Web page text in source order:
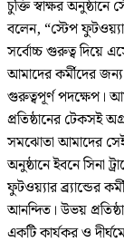
চুক্তি স্বাক্ষর
বলেন, “স্টেপ
সর্বোচ্চ গুরুত্ব দিয়ে
আমাদের কর্মীদের জন্য
গুরুত্বপূর্ণ পদক্ষেপ।
প্রতিষ্ঠানের টেকসই
সমঝোতা আমাদের সেই
অনুষ্ঠানে ইবনে সিনা
ফুটওয়্যার ব্র্যান্ডের
আনন্দিত। উভয়
একটি কার্যকর ও